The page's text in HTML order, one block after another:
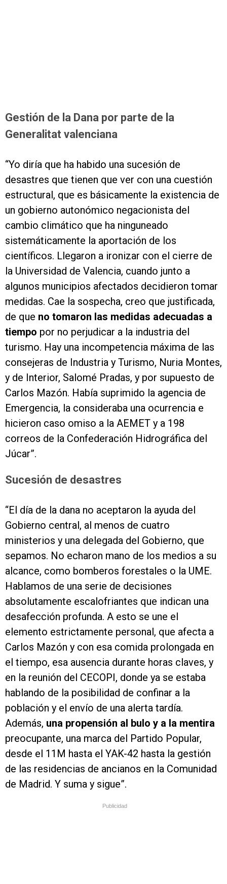
Gestión de la Dana por parte de la
Generalitat valenciana
“Yo diría que ha habido una sucesión de
desastres que tienen que ver con una cuestión
estructural, que es básicamente la existencia de
un gobierno autonómico negacionista del
cambio climático que ha ninguneado
sistemáticamente la aportación de los
científicos. Llegaron a ironizar con el cierre de
la Universidad de Valencia, cuando junto a
algunos municipios afectados decidieron tomar
medidas. Cae la sospecha, creo que justificada,
de que no tomaron las medidas adecuadas a
tiempo por no perjudicar a la industria del
turismo. Hay una incompetencia máxima de las
consejeras de Industria y Turismo, Nuria Montes,
y de Interior, Salomé Pradas, y por supuesto de
Carlos Mazón. Había suprimido la agencia de
Emergencia, la consideraba una ocurrencia e
hicieron caso omiso a la AEMET y a 198
correos de la Confederación Hidrográfica del
Júcar”.
Sucesión de desastres
“El día de la dana no aceptaron la ayuda del
Gobierno central, al menos de cuatro
ministerios y una delegada del Gobierno, que
sepamos. No echaron mano de los medios a su
alcance, como bomberos forestales o la UME.
Hablamos de una serie de decisiones
absolutamente escalofriantes que indican una
desafección profunda. A esto se une el
elemento estrictamente personal, que afecta a
Carlos Mazón y con esa comida prolongada en
el tiempo, esa ausencia durante horas claves, y
en la reunión del CECOPI, donde ya se estaba
hablando de la posibilidad de confinar a la
población y el envío de una alerta tardía.
Además, una propensión al bulo y a la mentira
preocupante, una marca del Partido Popular,
desde el 11M hasta el YAK-42 hasta la gestión
de las residencias de ancianos en la Comunidad
de Madrid. Y suma y sigue”.
Publicidad